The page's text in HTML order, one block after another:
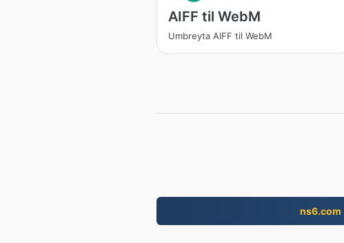
AIFF til WebM
Umbreyta AIFF til WebM
ns6.com